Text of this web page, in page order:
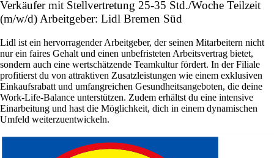
Verkäufer mit Stellvertretung 25-35 Std./Woche Teilzeit
(m/w/d) Arbeitgeber: Lidl Bremen Süd
Lidl ist ein hervorragender Arbeitgeber, der seinen Mitarbeitern nicht
nur ein faires Gehalt und einen unbefristeten Arbeitsvertrag bietet,
sondern auch eine wertschätzende Teamkultur fördert. In der Filiale
profitierst du von attraktiven Zusatzleistungen wie einem exklusiven
Einkaufsrabatt und umfangreichen Gesundheitsangeboten, die deine
Work-Life-Balance unterstützen. Zudem erhältst du eine intensive
Einarbeitung und hast die Möglichkeit, dich in einem dynamischen
Umfeld weiterzuentwickeln.